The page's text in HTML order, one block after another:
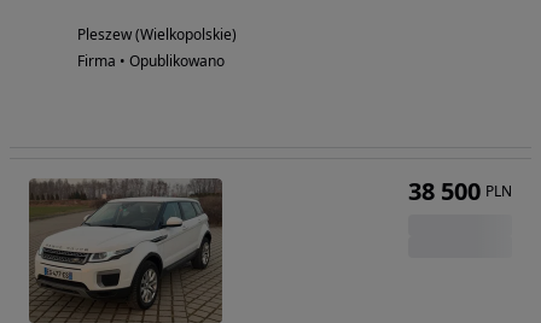
Pleszew (Wielkopolskie)
Firma • Opublikowano
38 500 PLN